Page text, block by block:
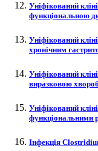
Уніфікований
функціональною
Уніфікований
хронічним
Уніфікований
виразковою
Уніфікований
функціональними
Інфекція